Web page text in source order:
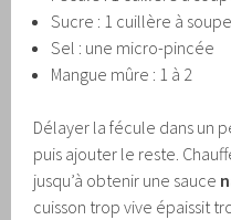
Sucre : 1 cuillère à
Sel : une micro-pincée
Mangue mûre : 1 à 2
Délayer la fécule dans un
puis ajouter le reste.
jusqu’à obtenir une sauce
cuisson trop vive épaissit